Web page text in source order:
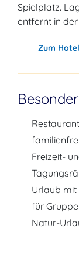
Spielplatz.
entfernt in der
Zum Hotel
Freizeit-
Urlaub mit
für
Natur-